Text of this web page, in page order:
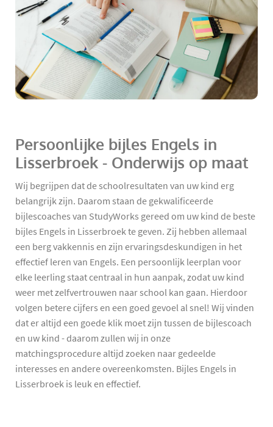
Persoonlijke bijles Engels in
Lisserbroek - Onderwijs op maat
Wij begrijpen dat de schoolresultaten van uw kind erg
belangrijk zijn. Daarom staan de gekwalificeerde
bijlescoaches van StudyWorks gereed om uw kind de beste
bijles Engels in Lisserbroek te geven. Zij hebben allemaal
een berg vakkennis en zijn ervaringsdeskundigen in het
effectief leren van Engels. Een persoonlijk leerplan voor
elke leerling staat centraal in hun aanpak, zodat uw kind
weer met zelfvertrouwen naar school kan gaan. Hierdoor
volgen betere cijfers en een goed gevoel al snel! Wij vinden
dat er altijd een goede klik moet zijn tussen de bijlescoach
en uw kind - daarom zullen wij in onze
matchingsprocedure altijd zoeken naar gedeelde
interesses en andere overeenkomsten. Bijles Engels in
Lisserbroek is leuk en effectief.